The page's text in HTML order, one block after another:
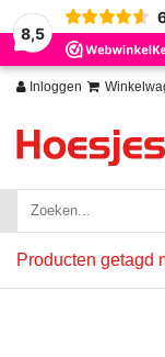
8,5
Inloggen
Producten getagd
Wij slaan cookies op